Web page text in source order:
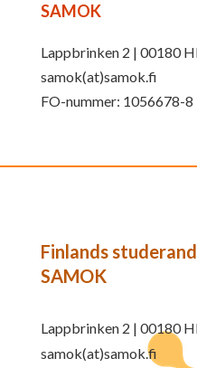
SAMOK
Lappbrinken 2 | 00180
samok(at)samok.fi
FO-nummer: 1056678-8
Finlands
SAMOK
Lappbrinken 2 | 00180
samok(at)samok.fi